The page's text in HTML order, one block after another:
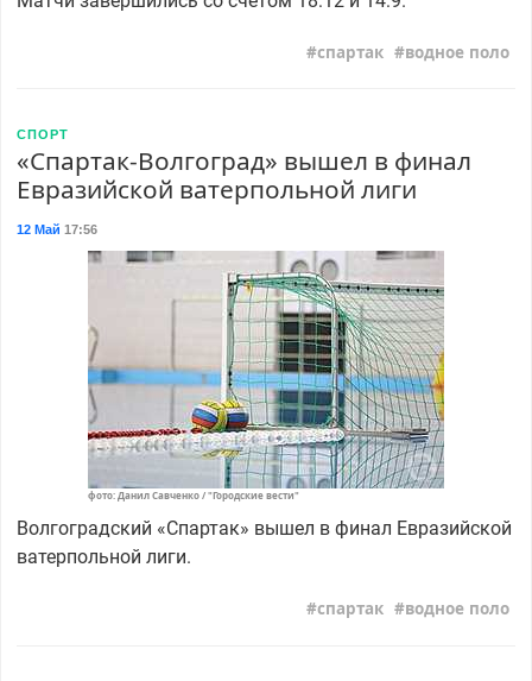
спартак водное поло
СПОРТ
«Спартак-Волгоград» вышел в финал
Евразийской ватерпольной лиги
12 Май 17:56
фото: Данил Савченко / "Городские вести"
Волгоградский «Спартак» вышел в финал Евразийской
ватерпольной лиги.
спартак водное поло